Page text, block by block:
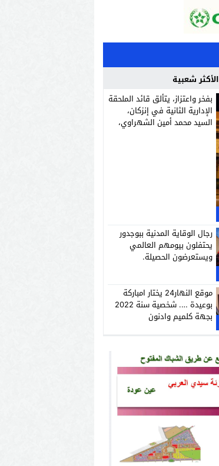
الأكثر شعبية
بفخر واعتزاز، يتألق قائد الملحقة
الإدارية الثانية في إنزكان،
السيد محمد أمين الشهراوي،
رجال الوقاية المدنية ببوجدور
يحتفلون بيومهم العالمي
ويستعرضون الحصيلة.
موقع النهار24 يختار امباركة
بوعيدة …. شخصية سنة 2022
بجهة كلميم وادنون